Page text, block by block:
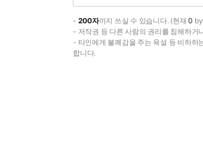
- 200자까지 쓰실 수 있습니다. (현재0
- 저작권 등 다른 사람의 권리를 침해하거
- 타인에게 불쾌감을 주는 욕설 등 비하하
합니다.